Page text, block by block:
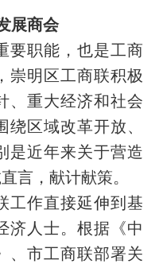
展商会
要职能，也是工商
崇明区工商联积极
、重大经济和社会
区域改革开放、
是近年来关于营造
言，献计献策。
工作直接延伸到基
济人士。根据《中
、市工商联部署关